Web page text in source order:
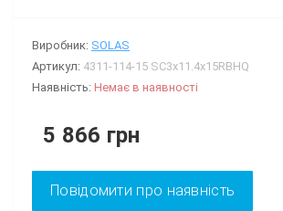
Виробник: SOLAS
Артикул: 4311-114-15 SC3x11.4x15RBHQ
Наявність: Немає в наявності
5 866 грн
Повідомити про наявність